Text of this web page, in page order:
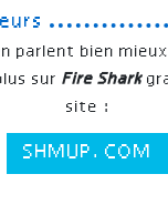
parlent bien
sur Fire Shark
site :
SHMUP.COM